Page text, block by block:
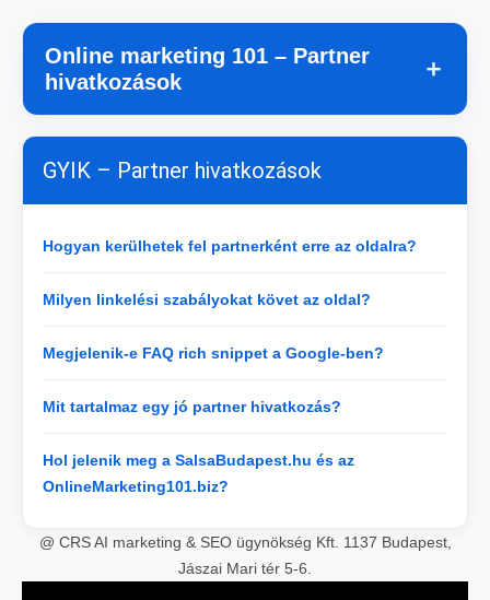
Online marketing 101 – Partner
hivatkozások
＋
GYIK – Partner hivatkozások
Hogyan kerülhetek fel partnerként erre az oldalra?
Milyen linkelési szabályokat követ az oldal?
Megjelenik-e FAQ rich snippet a Google-ben?
Mit tartalmaz egy jó partner hivatkozás?
Hol jelenik meg a SalsaBudapest.hu és az
OnlineMarketing101.biz?
@ CRS AI marketing & SEO ügynökség Kft. 1137 Budapest,
Jászai Mari tér 5-6.